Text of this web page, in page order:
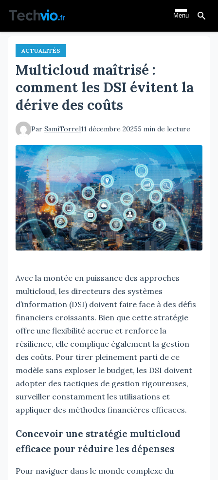
contenu
principal
Menu
ACTUALITÉS
Multicloud maîtrisé :
comment les DSI évitent la
dérive des coûts
Par SamiTorrel11 décembre 20255 min de lecture
Avec la montée en puissance des approches
multicloud, les directeurs des systèmes
d’information (DSI) doivent faire face à des défis
financiers croissants. Bien que cette stratégie
offre une flexibilité accrue et renforce la
résilience, elle complique également la gestion
des coûts. Pour tirer pleinement parti de ce
modèle sans exploser le budget, les DSI doivent
adopter des tactiques de gestion rigoureuses,
surveiller constamment les utilisations et
appliquer des méthodes financières efficaces.
Concevoir une stratégie multicloud
efficace pour réduire les dépenses
Pour naviguer dans le monde complexe du